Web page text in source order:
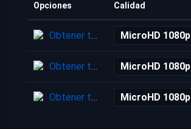
Opciones Calidad
Obtener torrent MicroHD 1080p
Obtener torrent MicroHD 1080p
Obtener torrent MicroHD 1080p